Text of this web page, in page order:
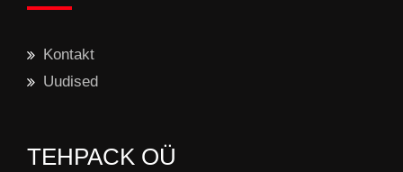
Kontakt
Uudised
TEHPACK OÜ